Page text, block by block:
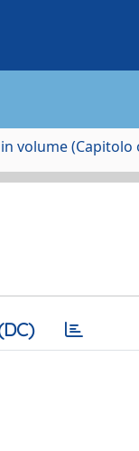
volume (Capitolo